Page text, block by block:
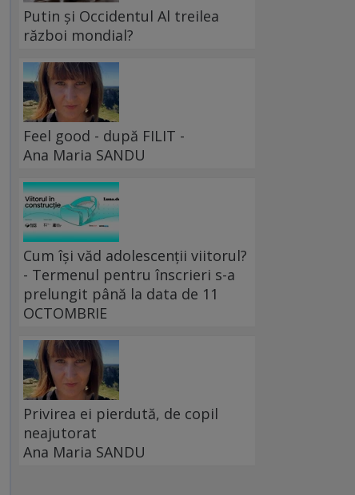
Putin și Occidentul Al treilea
război mondial?
Feel good - după FILIT -
Ana Maria SANDU
Cum își văd adolescenții viitorul?
- Termenul pentru înscrieri s-a
prelungit până la data de 11
OCTOMBRIE
Privirea ei pierdută, de copil
neajutorat
Ana Maria SANDU